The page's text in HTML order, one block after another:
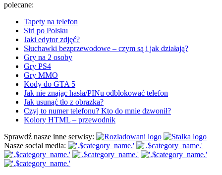
polecane:
Tapety na telefon
Siri po Polsku
Jaki edytor zdjęć?
Słuchawki bezprzewodowe – czym są i jak działają?
Gry na 2 osoby
Gry PS4
Gry MMO
Kody do GTA 5
Jak nie znając hasła/PINu odblokować telefon
Jak usunąć tło z obrazka?
Czyj to numer telefonu? Kto do mnie dzwonił?
Kolory HTML – przewodnik
Sprawdź nasze inne serwisy:
Nasze social media: